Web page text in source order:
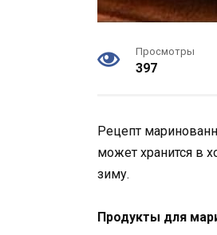
Просмотры
397
Рецепт
может хранится в
зиму.
Продукты для